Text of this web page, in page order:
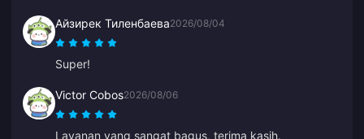
Айзирек Тиленбаева2026/08/04
Super!
Victor Cobos2026/08/06
Layanan yang sangat bagus, terima kasih.